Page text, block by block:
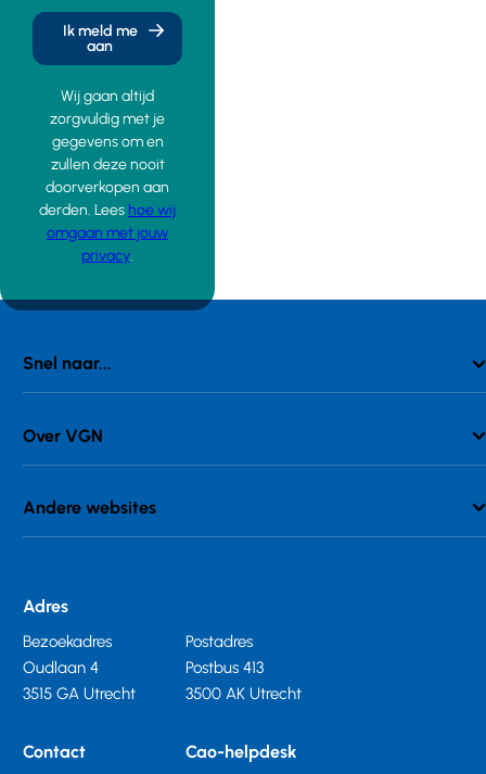
Ik meld me
aan
Wij gaan altijd
zorgvuldig met je
gegevens om en
zullen deze nooit
doorverkopen aan
derden. Lees hoe wij
omgaan met jouw
privacy.
Snel naar...
Over VGN
Andere websites
Adres
Bezoekadres
Oudlaan 4
3515 GA Utrecht
Postadres
Postbus 413
3500 AK Utrecht
Contact Cao-helpdesk